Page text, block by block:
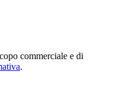
commerciale e di
.